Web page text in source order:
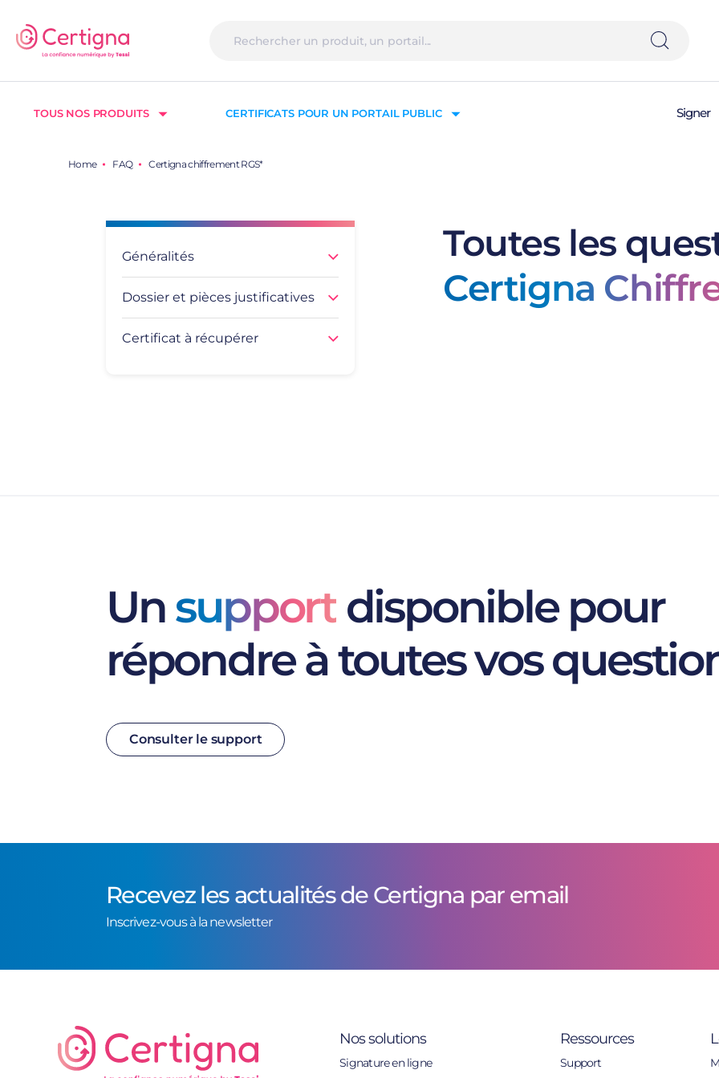
TOUS NOS PRODUITS CERTIFICATS POUR UN PORTAIL PUBLIC Signer
Home FAQ Certigna chiffrement RGS*
Généralités
Dossier et pièces justificatives
Certificat à récupérer
Toutes les
Certigna
Unsupportdisponible pour
répondre à toutes vos
Consulter le support
Recevez les actualités de Certigna par email
Inscrivez-vous à la newsletter
Nos solutions
Signature en ligne
Ressources
Support